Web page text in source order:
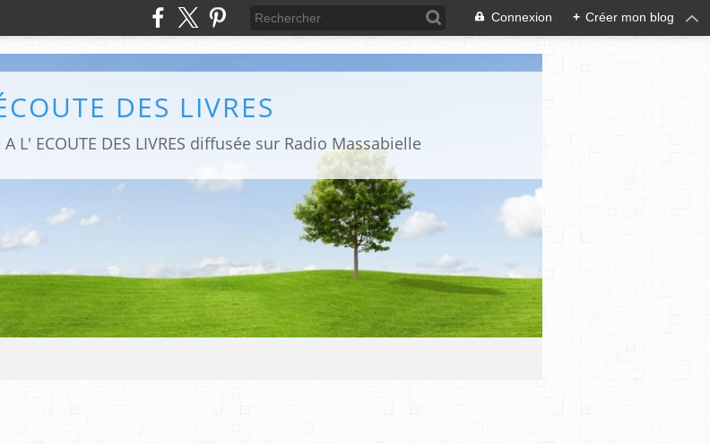
Connexion + Créer mon blog
DES LIVRES
ECOUTE DES LIVRES diffusée sur Radio Massabielle